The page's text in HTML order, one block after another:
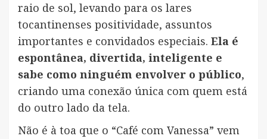
raio de sol, levando para os lares
tocantinenses positividade, assuntos
importantes e convidados especiais. Ela é
espontânea, divertida, inteligente e
sabe como ninguém envolver o público,
criando uma conexão única com quem está
do outro lado da tela.
Não é à toa que o “Café com Vanessa” vem